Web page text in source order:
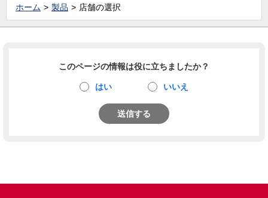
ホーム 製品 店舗の選択
このページの情報は役に立ちましたか？
はい いいえ
送信する